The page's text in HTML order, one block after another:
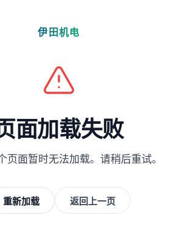
伊田机电
面加载失败
页面暂时无法加载。请稍后重试。
重新加载 返回上一页